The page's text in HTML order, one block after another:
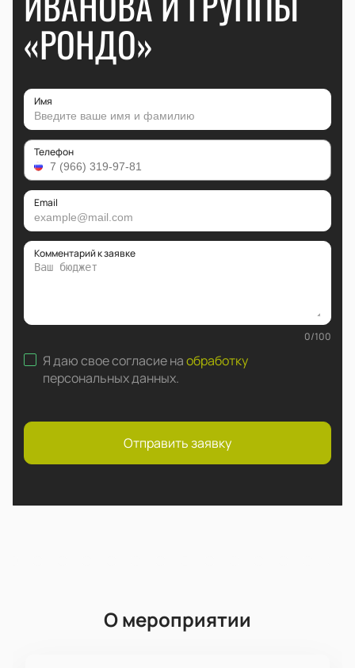
«РОНДО»
Имя
Телефон
Email
Комментарий к заявке
0/100
Я даю свое согласие наобработку
персональных данных.
Отправить заявку
О мероприятии